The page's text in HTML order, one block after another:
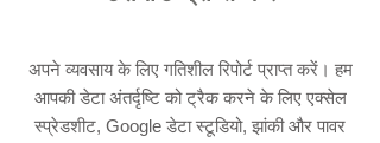
अपने व्यवसाय के लिए गतिशील रिपोर्ट प्राप्त करें। हम
आपकी डेटा अंतर्दृष्टि को ट्रैक करने के लिए एक्सेल
स्प्रेडशीट, Google डेटा स्टूडियो, झांकी और पावर